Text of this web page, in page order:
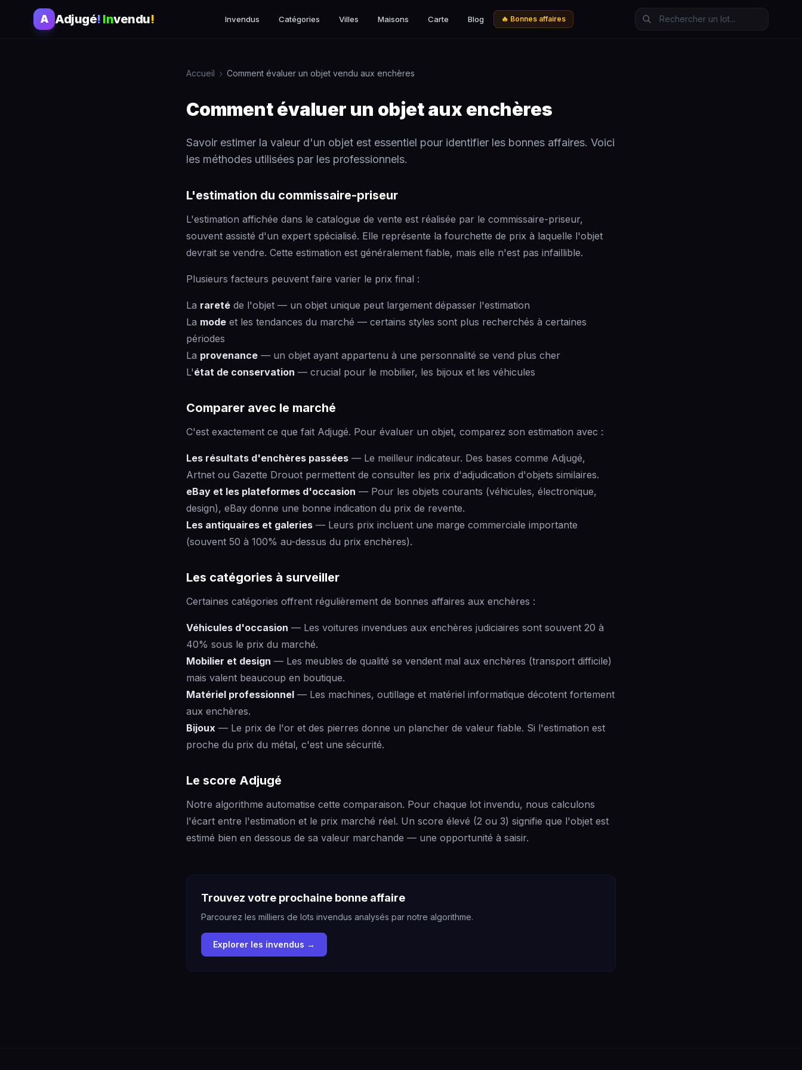
A Adjugé! Invendu! Invendus Catégories Villes Maisons Carte Blog 🔥 Bonnes affaires
Accueil Comment évaluer un objet vendu aux enchères
Comment évaluer un objet aux enchères
Savoir estimer la valeur d'un objet est essentiel pour identifier les bonnes affaires. Voici
les méthodes utilisées par les professionnels.
L'estimation du commissaire-priseur
L'estimation affichée dans le catalogue de vente est réalisée par le commissaire-priseur,
souvent assisté d'un expert spécialisé. Elle représente la fourchette de prix à laquelle l'objet
devrait se vendre. Cette estimation est généralement fiable, mais elle n'est pas infaillible.
Plusieurs facteurs peuvent faire varier le prix final :
La rareté de l'objet — un objet unique peut largement dépasser l'estimation
La mode et les tendances du marché — certains styles sont plus recherchés à certaines
périodes
La provenance — un objet ayant appartenu à une personnalité se vend plus cher
L'état de conservation — crucial pour le mobilier, les bijoux et les véhicules
Comparer avec le marché
C'est exactement ce que fait Adjugé. Pour évaluer un objet, comparez son estimation avec :
Les résultats d'enchères passées — Le meilleur indicateur. Des bases comme Adjugé,
Artnet ou Gazette Drouot permettent de consulter les prix d'adjudication d'objets similaires.
eBay et les plateformes d'occasion — Pour les objets courants (véhicules, électronique,
design), eBay donne une bonne indication du prix de revente.
Les antiquaires et galeries — Leurs prix incluent une marge commerciale importante
(souvent 50 à 100% au-dessus du prix enchères).
Les catégories à surveiller
Certaines catégories offrent régulièrement de bonnes affaires aux enchères :
Véhicules d'occasion — Les voitures invendues aux enchères judiciaires sont souvent 20 à
40% sous le prix du marché.
Mobilier et design — Les meubles de qualité se vendent mal aux enchères (transport difficile)
mais valent beaucoup en boutique.
Matériel professionnel — Les machines, outillage et matériel informatique décotent fortement
aux enchères.
Bijoux — Le prix de l'or et des pierres donne un plancher de valeur fiable. Si l'estimation est
proche du prix du métal, c'est une sécurité.
Le score Adjugé
Notre algorithme automatise cette comparaison. Pour chaque lot invendu, nous calculons
l'écart entre l'estimation et le prix marché réel. Un score élevé (2 ou 3) signifie que l'objet est
estimé bien en dessous de sa valeur marchande — une opportunité à saisir.
Trouvez votre prochaine bonne affaire
Parcourez les milliers de lots invendus analysés par notre algorithme.
Explorer les invendus →